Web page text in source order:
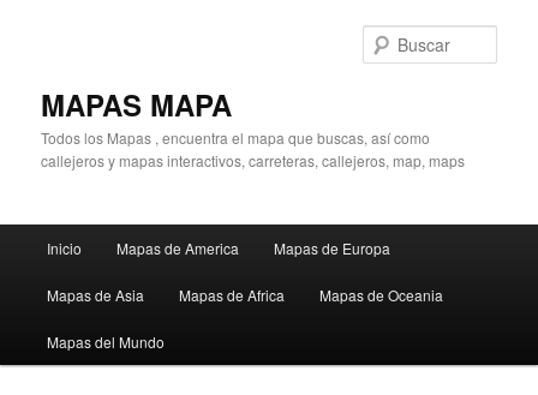
MAPAS MAPA
Todos los Mapas , encuentra el mapa que buscas, así como
callejeros y mapas interactivos, carreteras, callejeros, map, maps
principal
Inicio Mapas de America Mapas de Europa
Mapas de Asia Mapas de Africa Mapas de Oceania
Mapas del Mundo